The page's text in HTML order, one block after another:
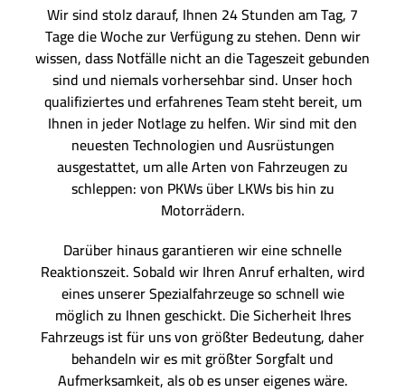
Wir sind stolz darauf, Ihnen 24 Stunden am Tag, 7
Tage die Woche zur Verfügung zu stehen. Denn wir
wissen, dass Notfälle nicht an die Tageszeit gebunden
sind und niemals vorhersehbar sind. Unser hoch
qualifiziertes und erfahrenes Team steht bereit, um
Ihnen in jeder Notlage zu helfen. Wir sind mit den
neuesten Technologien und Ausrüstungen
ausgestattet, um alle Arten von Fahrzeugen zu
schleppen: von PKWs über LKWs bis hin zu
Motorrädern.
Darüber hinaus garantieren wir eine schnelle
Reaktionszeit. Sobald wir Ihren Anruf erhalten, wird
eines unserer Spezialfahrzeuge so schnell wie
möglich zu Ihnen geschickt. Die Sicherheit Ihres
Fahrzeugs ist für uns von größter Bedeutung, daher
behandeln wir es mit größter Sorgfalt und
Aufmerksamkeit, als ob es unser eigenes wäre.